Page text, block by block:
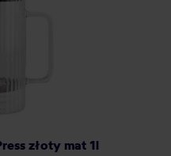
złoty mat 1l